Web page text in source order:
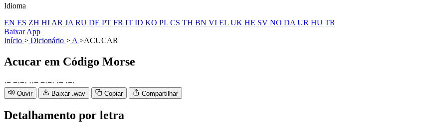
Idioma
EN ES ZH HI AR JA RU DE PT FR IT ID KO PL CS TH BN VI EL UK HE SV NO DA UR HU TR
Baixar App
Início > Dicionário > A >ACUCAR
Acucar em Código Morse
·− −·−· ··− −·−· ·− ·−·
Ouvir Baixar .wav Copiar Compartilhar
Detalhamento por letra